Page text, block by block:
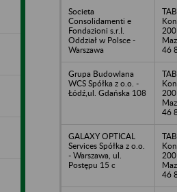
Societa
Consolidamenti e
Fondazioni s.r.I.
Oddział w Polsce -
Warszawa
200
46
Grupa Budowlana
WCS Spółka z o.o. -
Łódź,ul. Gdańska 108
200
46
GALAXY OPTICAL
Services Spółka z o.o.
- Warszawa, ul.
Postępu 15 c
200
46